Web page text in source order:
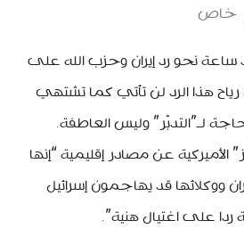
خاص
ساعة نحو رد إيران وحزب الله على
رياح هذا الرد لن تأتي كما تشتهي
لـ”التدبّر” وليس العاطفة.
الأميركية عن مصادر إقليمية “إنها
ووكلائها قد يهاجمون إسرائيل
ردا على اغتيال هنية”.